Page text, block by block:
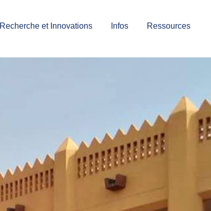
Recherche et Innovations Infos Ressources